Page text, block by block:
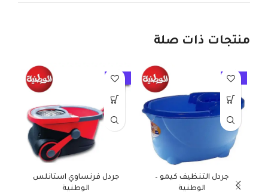
منتجات ذات صلة
-10%
جردل التنظيف كيمو –
الوطنية
-10%
جردل فرنساوي استانلس
الوطنية